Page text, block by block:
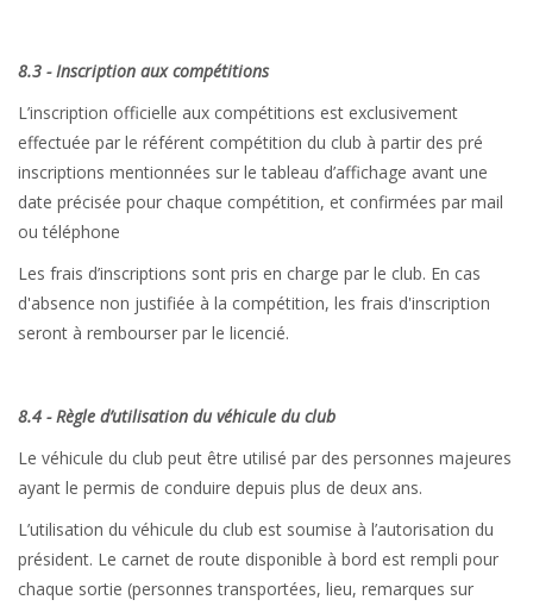
8.3 - Inscription aux compétitions
L’inscription officielle aux compétitions est exclusivement
effectuée par le référent compétition du club à partir des pré
inscriptions mentionnées sur le tableau d’affichage avant une
date précisée pour chaque compétition, et confirmées par mail
ou téléphone
Les frais d’inscriptions sont pris en charge par le club. En cas
d'absence non justifiée à la compétition, les frais d'inscription
seront à rembourser par le licencié.
8.4 - Règle d’utilisation du véhicule du club
Le véhicule du club peut être utilisé par des personnes majeures
ayant le permis de conduire depuis plus de deux ans.
L’utilisation du véhicule du club est soumise à l’autorisation du
président. Le carnet de route disponible à bord est rempli pour
chaque sortie (personnes transportées, lieu, remarques sur